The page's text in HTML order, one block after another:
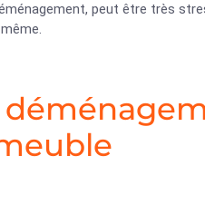
peut être très